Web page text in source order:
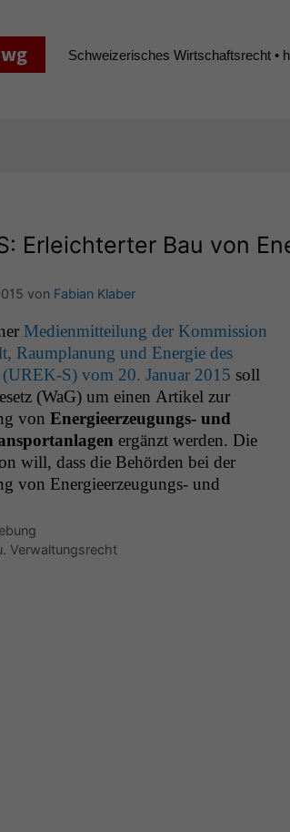
Schweizerisches Wirtschaftsrecht •
Erleichterter Bau von
von Fabian Klaber
Medi­en­mit­teilung der Kom­mis­sion
Raum­pla­nung und Energie des
UREK‑S) vom 20. Jan­u­ar 2015 soll
(WaG) um einen Artikel zur
von Energieerzeu­gungs- und
ergänzt wer­den. Die
will, dass die Behör­den bei der
von Energieerzeu­gungs- und
Verwaltungsrecht